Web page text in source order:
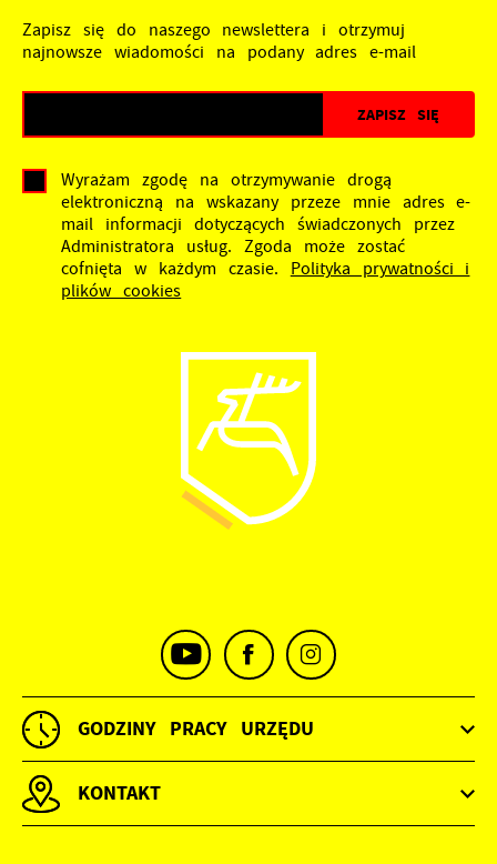
Zapisz się do naszego newslettera i otrzymuj
najnowsze wiadomości na podany adres e-mail
Wyrażam zgodę na otrzymywanie drogą
elektroniczną na wskazany przeze mnie adres e-
mail informacji dotyczących świadczonych przez
Administratora usług. Zgoda może zostać
cofnięta w każdym czasie. Polityka prywatności i
plików cookies
GODZINY PRACY URZĘDU
KONTAKT